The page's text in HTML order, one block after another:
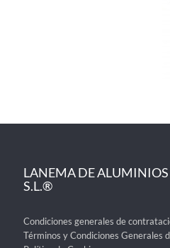
LANEMA DE ALUMINIOS
S.L.®
Condiciones generales de
Términos y Condiciones Generales